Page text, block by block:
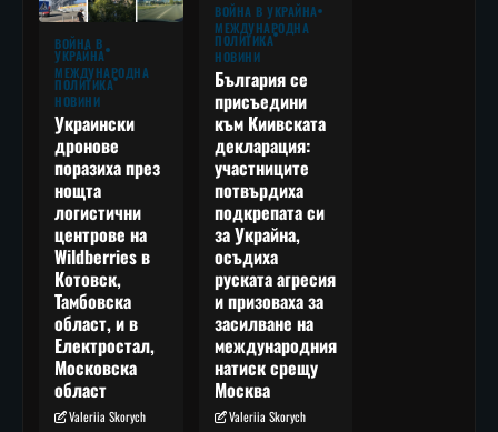
ВОЙНА В
УКРАЙНА
МЕЖДУНАРОДНА
ПОЛИТИКА
НОВИНИ
Украински
дронове
поразиха през
нощта
логистични
центрове на
Wildberries в
Котовск,
Тамбовска
област, и в
Електростал,
Московска
област
Valeriia Skorych
ВОЙНА В УКРАЙНА
МЕЖДУНАРОДНА
ПОЛИТИКА
НОВИНИ
България се
присъедини
към Киивската
декларация:
участниците
потвърдиха
подкрепата си
за Украйна,
осъдиха
руската агресия
и призоваха за
засилване на
международния
натиск срещу
Москва
Valeriia Skorych